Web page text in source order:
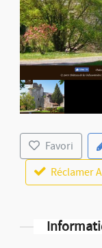
Favori
Réclamer